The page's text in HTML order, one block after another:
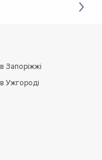
Запоріжжі
в Ужгороді